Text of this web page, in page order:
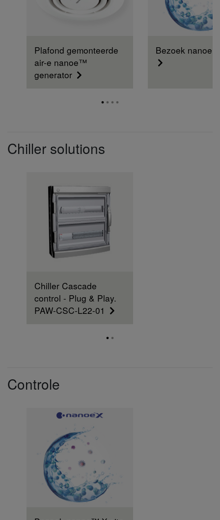
Plafond gemonteerde
air-e nanoe™
generator
Bezoek
Chiller solutions
Chiller Cascade
control - Plug & Play.
PAW-CSC-L22-01
Controle